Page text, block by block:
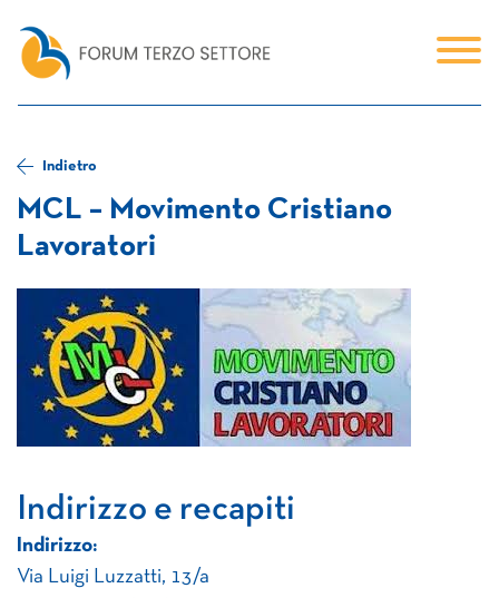
Indietro
MCL – Movimento Cristiano
Lavoratori
Indirizzo e recapiti
Indirizzo:
Via Luigi Luzzatti, 13/a